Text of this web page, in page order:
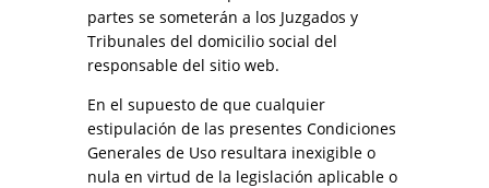
partes se someterán a los Juzgados y
Tribunales del domicilio social del
responsable del sitio web.
En el supuesto de que cualquier
estipulación de las presentes Condiciones
Generales de Uso resultara inexigible o
nula en virtud de la legislación aplicable o